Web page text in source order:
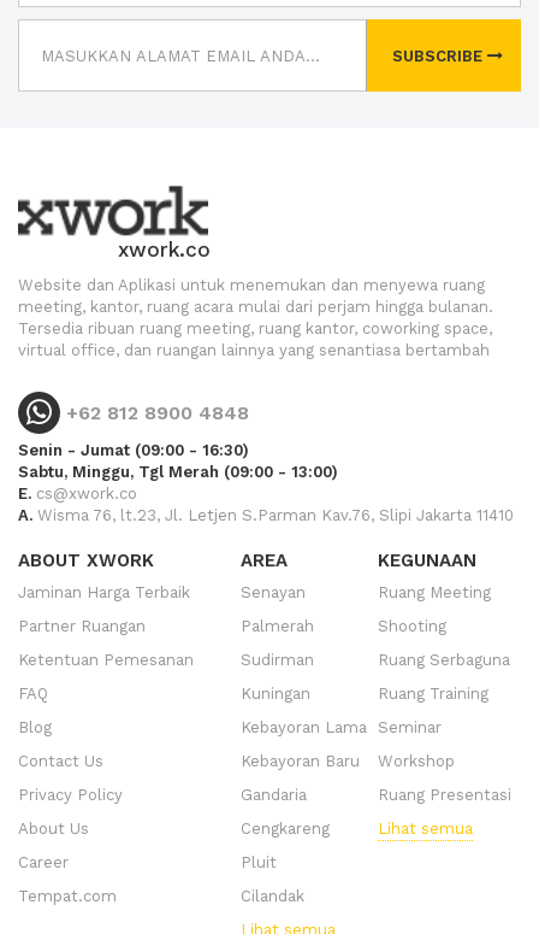
SUBSCRIBE
xwork.co
Website dan Aplikasi untuk menemukan dan menyewa ruang
meeting, kantor, ruang acara mulai dari perjam hingga bulanan.
Tersedia ribuan ruang meeting, ruang kantor, coworking space,
virtual office, dan ruangan lainnya yang senantiasa bertambah
+62 812 8900 4848
Senin - Jumat (09:00 - 16:30)
Sabtu, Minggu, Tgl Merah (09:00 - 13:00)
E. cs@xwork.co
A. Wisma 76, lt.23, Jl. Letjen S.Parman Kav.76, Slipi Jakarta 11410
ABOUT XWORK
Jaminan Harga Terbaik
Partner Ruangan
Ketentuan Pemesanan
FAQ
Blog
Contact Us
Privacy Policy
About Us
Career
Tempat.com
AREA
Senayan
Palmerah
Sudirman
Kuningan
Kebayoran Lama
Kebayoran Baru
Gandaria
Cengkareng
Pluit
Cilandak
Lihat semua
KEGUNAAN
Ruang Meeting
Shooting
Ruang Serbaguna
Ruang Training
Seminar
Workshop
Ruang Presentasi
Lihat semua